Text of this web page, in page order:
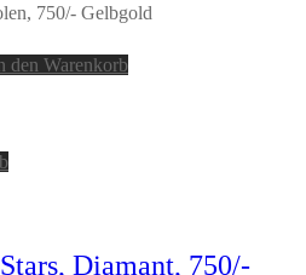
750/- Gelbgold
den Warenkorb
Diamant, 750/-